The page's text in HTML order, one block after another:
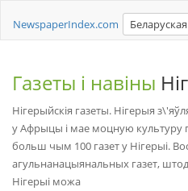
NewspaperIndex.com Беларуская
Газеты і навіны
Нігерыйскія газеты. Нігерыя
у Афрыцы і мае моцную культуру
больш чым 100 газет у Нігерыі.
агульнанацыянальных газет,
Нігерыі можа